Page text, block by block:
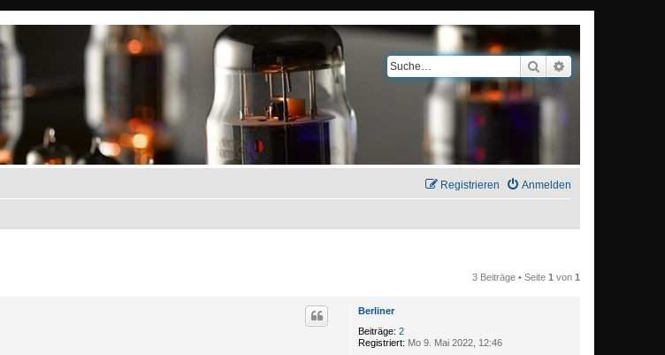
Suche
Anmelden
Registrieren
3 Beiträge • Seite 1 von 1
Berliner
Beiträge: 2
Registriert: Mo 9. Mai 2022, 12:46